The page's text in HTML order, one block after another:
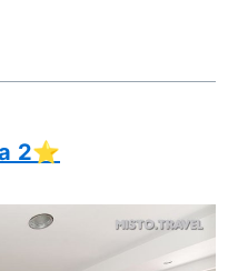
2⭐️